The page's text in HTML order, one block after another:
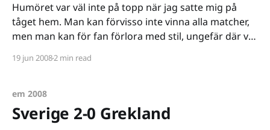
Humöret var väl inte på topp när jag satte mig på
tåget hem. Man kan förvisso inte vinna alla matcher,
men man kan för fan förlora med stil, ungefär där var
plockar upp mobilen ur fickan. Surfar in på wap.sr.se
19 jun 20082 min read
em 2008
Sverige 2-0 Grekland